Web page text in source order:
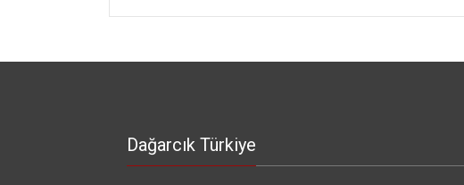
Dağarcık Türkiye